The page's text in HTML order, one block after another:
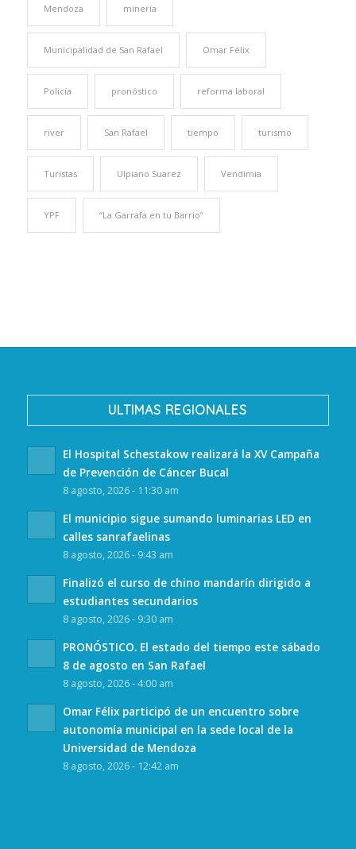
Mendoza minería
Municipalidad de San Rafael Omar Félix
Policía pronóstico reforma laboral
river San Rafael tiempo turismo
Turistas Ulpiano Suarez Vendimia
YPF “La Garrafa en tu Barrio”
ULTIMAS REGIONALES
El Hospital Schestakow realizará la XV Campaña
de Prevención de Cáncer Bucal
8 agosto, 2026 - 11:30 am
El municipio sigue sumando luminarias LED en
calles sanrafaelinas
8 agosto, 2026 - 9:43 am
Finalizó el curso de chino mandarín dirigido a
estudiantes secundarios
8 agosto, 2026 - 9:30 am
PRONÓSTICO. El estado del tiempo este sábado
8 de agosto en San Rafael
8 agosto, 2026 - 4:00 am
Omar Félix participó de un encuentro sobre
autonomía municipal en la sede local de la
Universidad de Mendoza
8 agosto, 2026 - 12:42 am